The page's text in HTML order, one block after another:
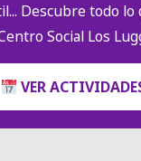
Descubre todo lo
Social Los
VER